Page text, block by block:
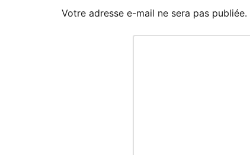
Votre adresse e-mail ne sera pas publiée.